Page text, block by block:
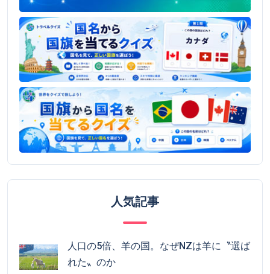
人気記事
人口の5倍、羊の国。なぜNZは羊に〝選ば
れた〟のか